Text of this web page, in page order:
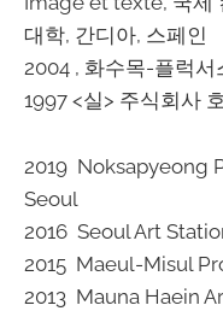
대학, 간디아, 스페인
2004 , 화수목-플럭서
1997 <실> 주식회사
2019 Noksapyeong
Seoul
2016 Seoul Art
2015 Maeul-Misul
2013 Mauna Haein